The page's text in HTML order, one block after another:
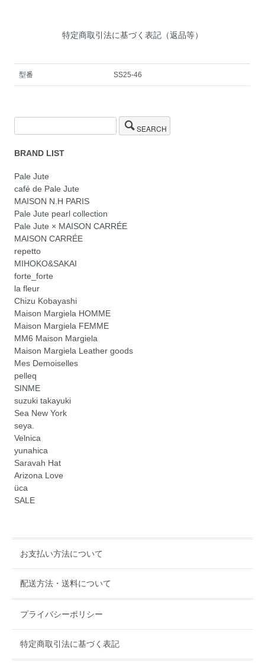
特定商取引法に基づく表記（返品等）
型番 SS25-46
SEARCH
BRAND LIST
Pale Jute
café de Pale Jute
MAISON N.H PARIS
Pale Jute pearl collection
Pale Jute × MAISON CARRÉE
MAISON CARRÉE
repetto
MIHOKO&SAKAI
forte_forte
la fleur
Chizu Kobayashi
Maison Margiela HOMME
Maison Margiela FEMME
MM6 Maison Margiela
Maison Margiela Leather goods
Mes Demoiselles
pelleq
SINME
suzuki takayuki
Sea New York
seya.
Velnica
yunahica
Saravah Hat
Arizona Love
üca
SALE
お支払い方法について
配送方法・送料について
プライバシーポリシー
特定商取引法に基づく表記